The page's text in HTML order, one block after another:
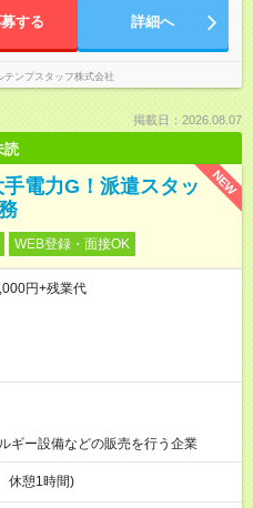
する 詳細へ
テンプスタッフ株式会社
掲載日：2026.08.07
読
NEW
電力G！派遣スタッ
WEB登録・面接OK
円+残業代
ギー設備などの販売を行う企業
休憩1時間)